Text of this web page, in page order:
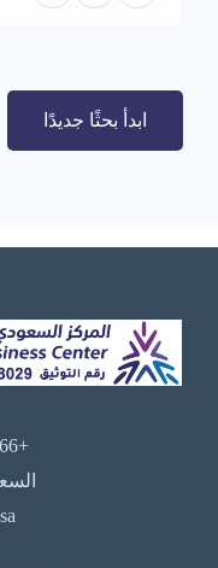
ابدأ بحثًا جديدًا
+966506742566